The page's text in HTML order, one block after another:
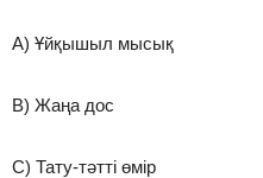
A) Ұйқышыл мысық
B) Жаңа дос
C) Тату-тәтті өмір